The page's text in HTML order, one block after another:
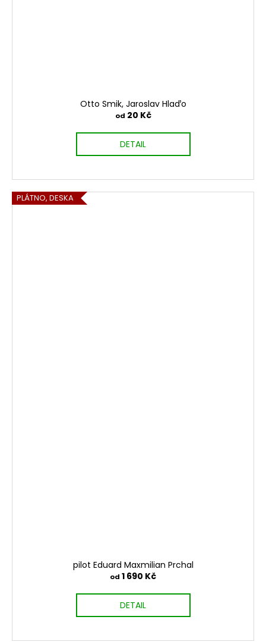
Otto Smik, Jaroslav Hlaďo
od 20 Kč
DETAIL
PLÁTNO, DESKA
pilot Eduard Maxmilian Prchal
od 1 690 Kč
DETAIL